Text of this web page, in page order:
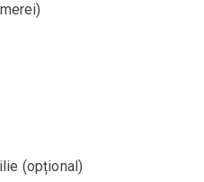
(opțional)